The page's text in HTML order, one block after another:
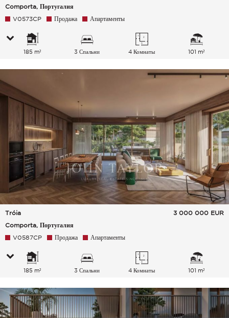
Comporta, Португалия
V0573CP
Продажа Апартаменты
185 m² 3 Спальни 4 Комнаты 101 m²
Tróia
Comporta, Португалия
3 000 000 EUR
V0587CP Продажа Апартаменты
185 m² 3 Спальни 4 Комнаты 101 m²